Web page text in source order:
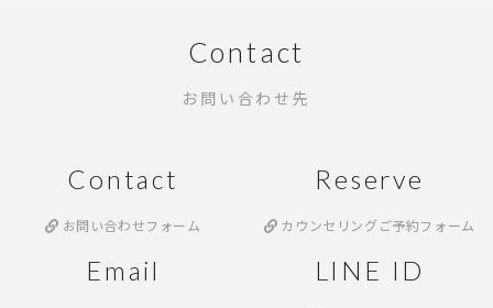
Contact
お問い合わせ先
Contact
お問い合わせフォーム
Reserve
カウンセリングご予約フォーム
Email LINE ID